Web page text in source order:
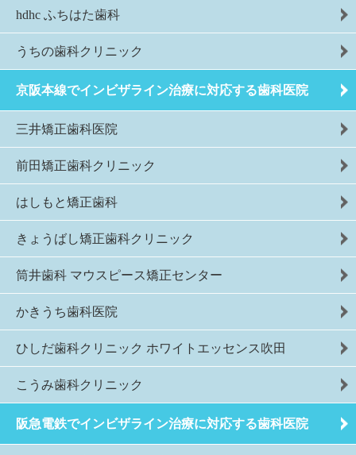
hdhc ふちはた歯科
うちの歯科クリニック
京阪本線でインビザライン治療に対応する歯科医院
三井矯正歯科医院
前田矯正歯科クリニック
はしもと矯正歯科
きょうばし矯正歯科クリニック
筒井歯科 マウスピース矯正センター
かきうち歯科医院
ひしだ歯科クリニック ホワイトエッセンス吹田
こうみ歯科クリニック
阪急電鉄でインビザライン治療に対応する歯科医院